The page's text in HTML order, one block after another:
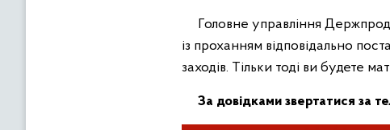
Головне управління
із проханням відповідально
заходів. Тільки тоді ви будете
За довідками звертатися за